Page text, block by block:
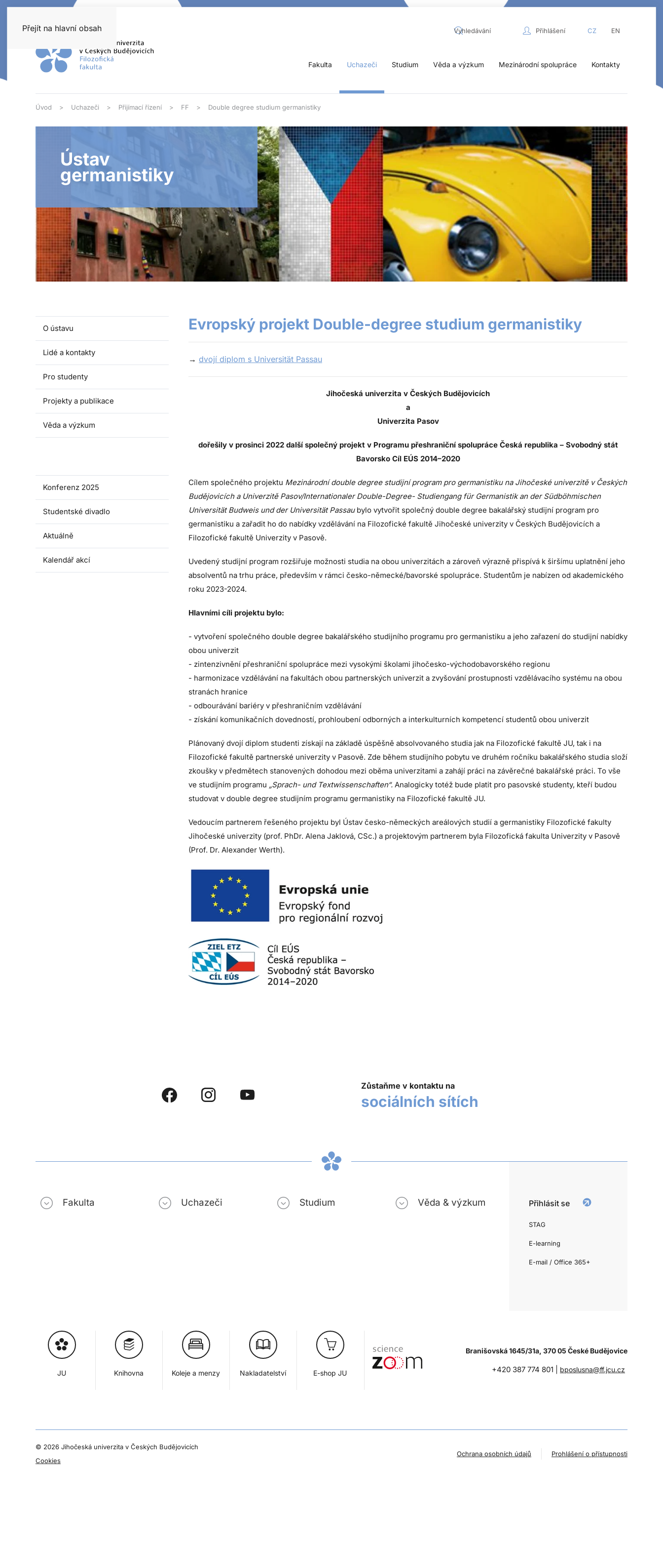
Přejít na hlavní obsah Přihlášení CZ EN
Fakulta Uchazeči Studium Věda a výzkum Mezinárodní spolupráce Kontakty
Úvod Uchazeči Přijímací řízení FF Double degree studium germanistiky
Ústav
germanistiky
O ústavu
Lidé a kontakty
Pro studenty
Projekty a publikace
Věda a výzkum
Konferenz 2025
Studentské divadlo
Aktuálně
Kalendář akcí
Evropský projekt Double-degree studium germanistiky
→ dvojí diplom s Universität Passau
Jihočeská univerzita v Českých Budějovicích
a
Univerzita Pasov
dořešily v prosinci 2022 další společný projekt v Programu přeshraniční spolupráce Česká republika – Svobodný stát
Bavorsko Cíl EÚS 2014–2020
Cílem společného projektu Mezinárodní double degree studijní program pro germanistiku na Jihočeské univerzitě v Českých
Budějovicích a Univerzitě Pasov/Internationaler Double-Degree- Studiengang für Germanistik an der Südböhmischen
Universität Budweis und der Universität Passaubylo vytvořit společný double degree bakalářský studijní program pro
germanistiku a zařadit ho do nabídky vzdělávání na Filozofické fakultě Jihočeské univerzity v Českých Budějovicích a
Filozofické fakultě Univerzity v Pasově.
Uvedený studijní program rozšiřuje možnosti studia na obou univerzitách a zároveň výrazně přispívá k širšímu uplatnění jeho
absolventů na trhu práce, především v rámci česko-německé/bavorské spolupráce. Studentům je nabízen od akademického
roku 2023-2024.
Hlavními cíli projektu bylo:
- vytvoření společného double degree bakalářského studijního programu pro germanistiku a jeho zařazení do studijní nabídky
obou univerzit
- zintenzivnění přeshraniční spolupráce mezi vysokými školami jihočesko-východobavorského regionu
- harmonizace vzdělávání na fakultách obou partnerských univerzit a zvyšování prostupnosti vzdělávacího systému na obou
stranách hranice
- odbourávání bariéry v přeshraničním vzdělávání
- získání komunikačních dovedností, prohloubení odborných a interkulturních kompetencí studentů obou univerzit
Plánovaný dvojí diplom studenti získají na základě úspěšně absolvovaného studia jak na Filozofické fakultě JU, tak i na
Filozofické fakultě partnerské univerzity v Pasově. Zde během studijního pobytu ve druhém ročníku bakalářského studia složí
zkoušky v předmětech stanovených dohodou mezi oběma univerzitami a zahájí práci na závěrečné bakalářské práci. To vše
ve studijním programu „Sprach- und Textwissenschaften“. Analogicky totéž bude platit pro pasovské studenty, kteří budou
studovat v double degree studijním programu germanistiky na Filozofické fakultě JU.
Vedoucím partnerem řešeného projektu byl Ústav česko-německých areálových studií a germanistiky Filozofické fakulty
Jihočeské univerzity (prof. PhDr. Alena Jaklová, CSc.) a projektovým partnerem byla Filozofická fakulta Univerzity v Pasově
(Prof. Dr. Alexander Werth).
Zůstaňme v kontaktu na
sociálních sítích
Fakulta Uchazeči Studium Věda & výzkum Přihlásit se
STAG
E-learning
E-mail / Office 365+
JU Knihovna Koleje a menzy Nakladatelství E-shop JU
Branišovská 1645/31a, 370 05 České Budějovice
+420 387 774 801 | bposlusna@ff.jcu.cz
© 2026 Jihočeská univerzita v Českých Budějovicích
Cookies
Ochrana osobních údajů Prohlášení o přístupnosti